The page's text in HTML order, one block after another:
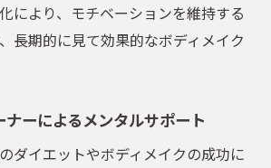
により、モチベーションを維持する
長期的に見て効果的なボディメイク
ーによるメンタルサポート
ダイエットやボディメイクの成功に